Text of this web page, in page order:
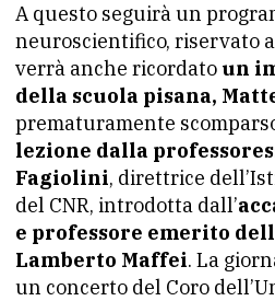
A questo seguirà un
neuroscientifico, riservato
verrà anche ricordato un
della scuola pisana,
prematuramente
lezione dalla
Fagiolini, direttrice
del CNR, introdotta dall’
e professore emerito
Lamberto Maffei. La
un concerto del Coro